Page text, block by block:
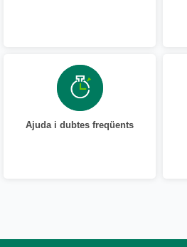
Ajuda i dubtes freqüents